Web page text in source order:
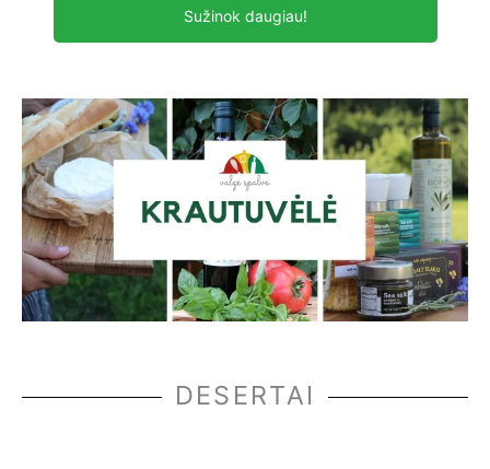
Sužinok daugiau!
DESERTAI